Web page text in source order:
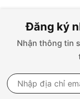
Đăng ký
Nhận thông tin